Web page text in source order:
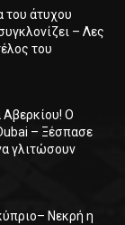
του άτυχου
– Λες
του
Αβερκίου! Ο
– Ξέσπασε
γλιτώσουν
Νεκρή η